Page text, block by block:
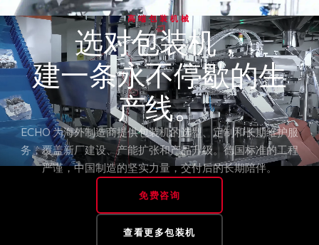
高端包装机械
选对包装机，
建一条永不停歇的生
产线。
ECHO 为海外制造商提供包装机的选型、定制和长期维护服
务，覆盖新厂建设、产能扩张和产品升级。德国标准的工程
严谨，中国制造的坚实力量，交付后的长期陪伴。
免费咨询
查看更多包装机